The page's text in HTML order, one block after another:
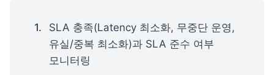
SLA 충족(Latency 최소화, 무중단 운영,
유실/중복 최소화)과 SLA 준수 여부
모니터링